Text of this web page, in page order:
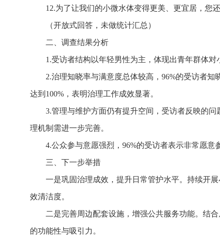
12.为了让我们的小微水体变得更美、更宜居，您
（开放式回答，未做统计汇总）
二、调查结果分析
1.受访者结构以年轻男性为主，体现出青年群体
2.治理知晓率与满意度总体较高，96%的受访者
达到100%，表明治理工作成效显著。
3.管理与维护方面仍有提升空间，受访者反映的
理机制需进一步完善。
4.公众参与意愿强烈，96%的受访者表示非常愿
三、下一步举措
一是巩固治理成效，提升日常管护水平。持续开
效清洁度。
二是完善周边配套设施，增强公共服务功能。结
的功能性与吸引力。